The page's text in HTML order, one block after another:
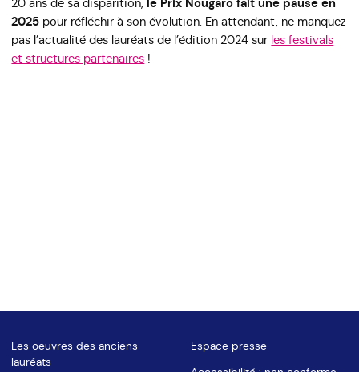
2025 pour réfléchir à son évolution. En attendant, ne manquez
pas l’actualité des lauréats de l’édition 2024 sur les festivals
et structures partenaires !
Les oeuvres des anciens
lauréats
Espace presse